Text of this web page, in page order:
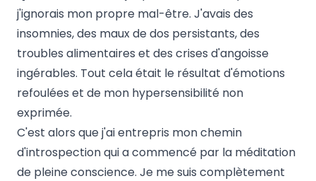
j'ignorais mon propre mal-être. J'avais des
insomnies, des maux de dos persistants, des
troubles alimentaires et des crises d'angoisse
ingérables. Tout cela était le résultat d'émotions
refoulées et de mon hypersensibilité non
exprimée.
C'est alors que j'ai entrepris mon chemin
d'introspection qui a commencé par la méditation
de pleine conscience. Je me suis complètement